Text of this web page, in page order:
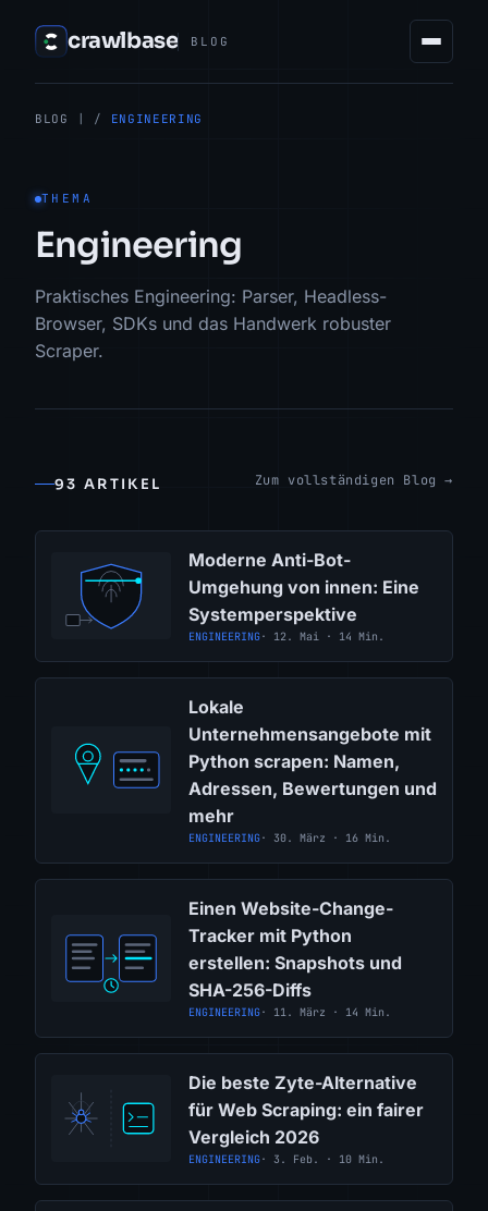
crawlbase BLOG
BLOG | / ENGINEERING
THEMA
Engineering
Praktisches Engineering: Parser, Headless-
Browser, SDKs und das Handwerk robuster
Scraper.
93 ARTIKEL Zum vollständigen Blog →
Moderne Anti-Bot-
Umgehung von innen: Eine
Systemperspektive
ENGINEERING· 12. Mai · 14 Min.
Lokale
Unternehmensangebote mit
Python scrapen: Namen,
Adressen, Bewertungen und
mehr
ENGINEERING· 30. März · 16 Min.
Einen Website-Change-
Tracker mit Python
erstellen: Snapshots und
SHA-256-Diffs
ENGINEERING· 11. März · 14 Min.
Die beste Zyte-Alternative
für Web Scraping: ein fairer
Vergleich 2026
ENGINEERING· 3. Feb. · 10 Min.